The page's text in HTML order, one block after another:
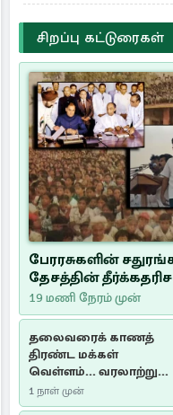
சிறப்பு கட்டுரைகள்
பேரரசுகளின்
தேசத்தின்
பிரகடனம் ஒரு
19 மணி நேரம் முன்
தலைவரைக் காணத்
திரண்ட மக்கள்
வெள்ளம்... வரலாற்றுச்
சிறப்புமிக்க சுதுமலைப்
பிரகடனம்…
1 நாள் முன்